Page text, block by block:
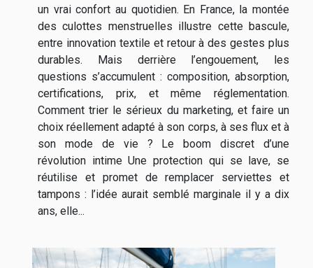
un vrai confort au quotidien. En France, la montée
des culottes menstruelles illustre cette bascule,
entre innovation textile et retour à des gestes plus
durables. Mais derrière l’engouement, les
questions s’accumulent : composition, absorption,
certifications, prix, et même réglementation.
Comment trier le sérieux du marketing, et faire un
choix réellement adapté à son corps, à ses flux et à
son mode de vie ? Le boom discret d’une
révolution intime Une protection qui se lave, se
réutilise et promet de remplacer serviettes et
tampons : l’idée aurait semblé marginale il y a dix
ans, elle...